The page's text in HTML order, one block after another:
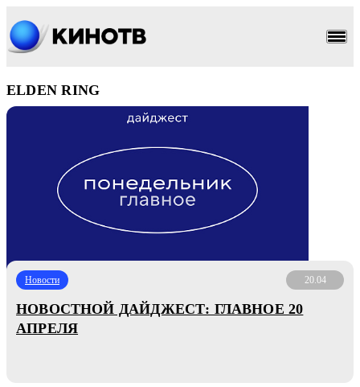
ELDEN RING
Новости 20.04
НОВОСТНОЙ ДАЙДЖЕСТ: ГЛАВНОЕ 20
АПРЕЛЯ